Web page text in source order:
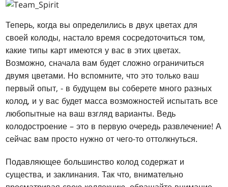
Теперь, когда вы определились в двух цветах для
своей колоды, настало время сосредоточиться том,
какие типы карт имеются у вас в этих цветах.
Возможно, сначала вам будет сложно ограничиться
двумя цветами. Но вспомните, что это только ваш
первый опыт, - в будущем вы соберете много разных
колод, и у вас будет масса возможностей испытать все
любопытные на ваш взгляд варианты. Ведь
колодостроение – это в первую очередь развлечение! А
сейчас вам просто нужно от чего-то оттолкнуться.
Подавляющее большинство колод содержат и
существа, и заклинания. Так что, внимательно